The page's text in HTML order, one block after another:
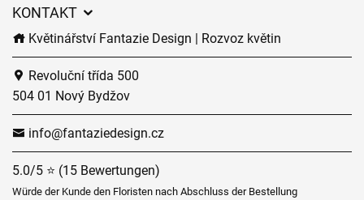
KONTAKT
Květinářství Fantazie Design | Rozvoz květin
Revoluční třída 500
504 01 Nový Bydžov
info@fantaziedesign.cz
5.0/5 ⭐ (15 Bewertungen)
Würde der Kunde den Floristen nach Abschluss der Bestellung